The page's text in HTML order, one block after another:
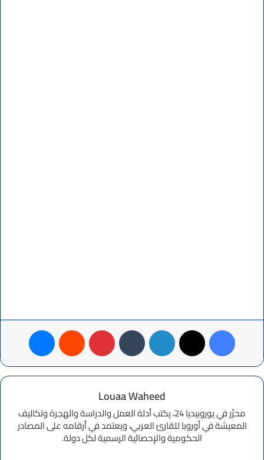
فيسبوك لينكدإن بينتيريست ماسنجر
Louaa Waheed
محرِّر في يوروبيديا 24، يكتب أدلة العمل والدراسة والهجرة وتكاليف
المعيشة في أوروبا للقارئ العربي، ويعتمد في أرقامه على المصادر
الحكومية والإحصائية الرسمية لكل دولة.